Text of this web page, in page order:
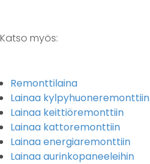
Katso myös:
Remonttilaina
Lainaa kylpyhuoneremonttiin
Lainaa keittiöremonttiin
Lainaa kattoremonttiin
Lainaa energiaremonttiin
Lainaa aurinkopaneeleihin